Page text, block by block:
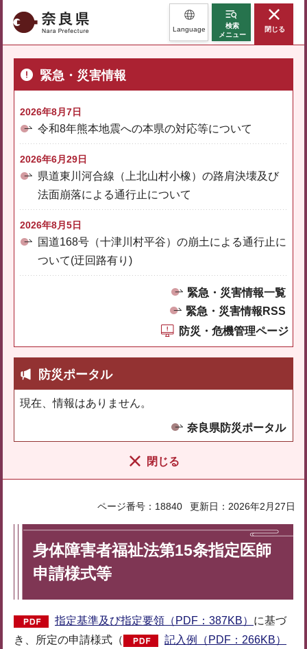
奈良県 Language
検索
メニュー
閉じる
緊急・災害情報
2026年8月7日
令和8年熊本地震への本県の対応等について
2026年6月29日
県道東川河合線（上北山村小橡）の路肩決壊及び
法面崩落による通行止について
2026年8月5日
国道168号（十津川村平谷）の崩土による通行止に
ついて(迂回路有り)
緊急・災害情報一覧
緊急・災害情報RSS
防災・危機管理ページ
防災ポータル
現在、情報はありません。
奈良県防災ポータル
閉じる
ページ番号：18840 更新日：2026年2月27日
身体障害者福祉法第15条指定医師
申請様式等
指定基準及び指定要領（PDF：387KB） に基づ
き、所定の申請様式（
記入例（PDF：266KB）